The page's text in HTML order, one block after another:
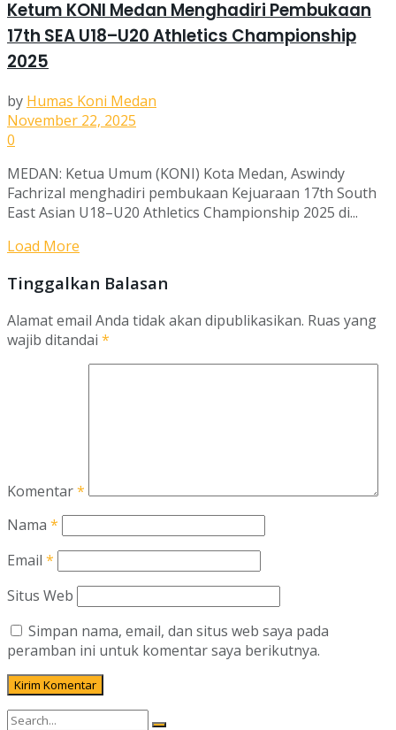
Ketum KONI Medan Menghadiri Pembukaan
17th SEA U18–U20 Athletics Championship
2025
by Humas Koni Medan
November 22, 2025
0
MEDAN: Ketua Umum (KONI) Kota Medan, Aswindy
Fachrizal menghadiri pembukaan Kejuaraan 17th South
East Asian U18–U20 Athletics Championship 2025 di...
Load More
Tinggalkan Balasan
Alamat email Anda tidak akan dipublikasikan. Ruas yang
wajib ditandai *
Komentar*
Nama *
Email *
Situs Web
Simpan nama, email, dan situs web saya pada
peramban ini untuk komentar saya berikutnya.